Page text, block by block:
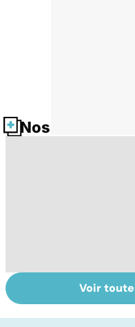
Nos fiches
Comment tenir
ses bonnes
Voir